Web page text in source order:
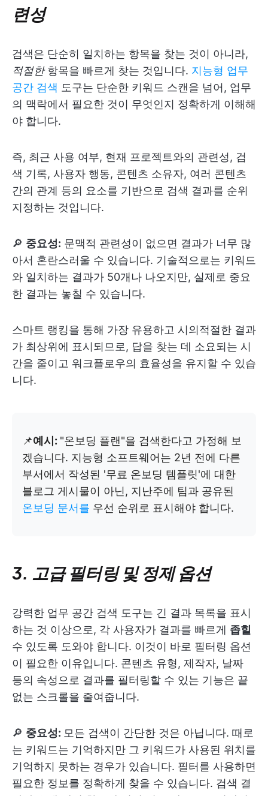
련성
검색은 단순히 일치하는 항목을 찾는 것이 아니라,
적절한항목을 빠르게 찾는 것입니다. 지능형 업무
공간 검색 도구는 단순한 키워드 스캔을 넘어, 업무
의 맥락에서 필요한 것이 무엇인지 정확하게 이해해
야 합니다.
즉, 최근 사용 여부, 현재 프로젝트와의 관련성, 검
색 기록, 사용자 행동, 콘텐츠 소유자, 여러 콘텐츠
간의 관계 등의 요소를 기반으로 검색 결과를 순위
지정하는 것입니다.
🔎 중요성: 문맥적 관련성이 없으면 결과가 너무 많
아서 혼란스러울 수 있습니다. 기술적으로는 키워드
와 일치하는 결과가 50개나 나오지만, 실제로 중요
한 결과는 놓칠 수 있습니다.
스마트 랭킹을 통해 가장 유용하고 시의적절한 결과
가 최상위에 표시되므로, 답을 찾는 데 소요되는 시
간을 줄이고 워크플로우의 효율성을 유지할 수 있습
니다.
📌예시: "온보딩 플랜"을 검색한다고 가정해 보
겠습니다. 지능형 소프트웨어는 2년 전에 다른
부서에서 작성된 '무료 온보딩 템플릿'에 대한
블로그 게시물이 아닌, 지난주에 팀과 공유된
온보딩 문서를 우선 순위로 표시해야 합니다.
3. 고급 필터링 및 정제 옵션
강력한 업무 공간 검색 도구는 긴 결과 목록을 표시
하는 것 이상으로, 각 사용자가 결과를 빠르게 좁힐
수 있도록 도와야 합니다. 이것이 바로 필터링 옵션
이 필요한 이유입니다. 콘텐츠 유형, 제작자, 날짜
등의 속성으로 결과를 필터링할 수 있는 기능은 끝
없는 스크롤을 줄여줍니다.
🔎 중요성: 모든 검색이 간단한 것은 아닙니다. 때로
는 키워드는 기억하지만 그 키워드가 사용된 위치를
기억하지 못하는 경우가 있습니다. 필터를 사용하면
필요한 정보를 정확하게 찾을 수 있습니다. 검색 결